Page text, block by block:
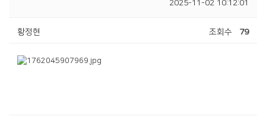
2025-11-02 10:12:01
황정현 조회수 79